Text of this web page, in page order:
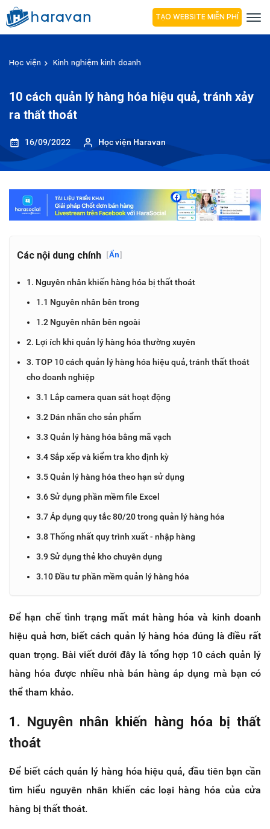
TẠO WEBSITE MIỄN PHÍ
Học viện Kinh nghiệm kinh doanh
10 cách quản lý hàng hóa hiệu quả, tránh xảy
ra thất thoát
16/09/2022 Học viện Haravan
Các nội dung chính [Ẩn]
1. Nguyên nhân khiến hàng hóa bị thất thoát
1.1 Nguyên nhân bên trong
1.2 Nguyên nhân bên ngoài
2. Lợi ích khi quản lý hàng hóa thường xuyên
3. TOP 10 cách quản lý hàng hóa hiệu quả, tránh thất thoát
cho doanh nghiệp
3.1 Lắp camera quan sát hoạt động
3.2 Dán nhãn cho sản phẩm
3.3 Quản lý hàng hóa bằng mã vạch
3.4 Sắp xếp và kiểm tra kho định kỳ
3.5 Quản lý hàng hóa theo hạn sử dụng
3.6 Sử dụng phần mềm file Excel
3.7 Áp dụng quy tắc 80/20 trong quản lý hàng hóa
3.8 Thống nhất quy trình xuất - nhập hàng
3.9 Sử dụng thẻ kho chuyên dụng
3.10 Đầu tư phần mềm quản lý hàng hóa
Để hạn chế tình trạng mất mát hàng hóa và kinh doanh
hiệu quả hơn, biết cách quản lý hàng hóa đúng là điều rất
quan trọng. Bài viết dưới đây là tổng hợp 10 cách quản lý
hàng hóa được nhiều nhà bán hàng áp dụng mà bạn có
thể tham khảo.
1. Nguyên nhân khiến hàng hóa bị thất
thoát
Để biết cách quản lý hàng hóa hiệu quả, đầu tiên bạn cần
tìm hiểu nguyên nhân khiến các loại hàng hóa của cửa
hàng bị thất thoát.